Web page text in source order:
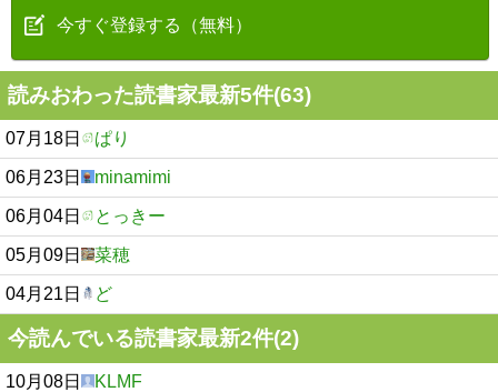
今すぐ登録する（無料）
読みおわった読書家最新5件(63)
07月18日 ぱり
06月23日 minamimi
06月04日 とっきー
05月09日 菜穂
04月21日 ど
今読んでいる読書家最新2件(2)
10月08日 KLMF